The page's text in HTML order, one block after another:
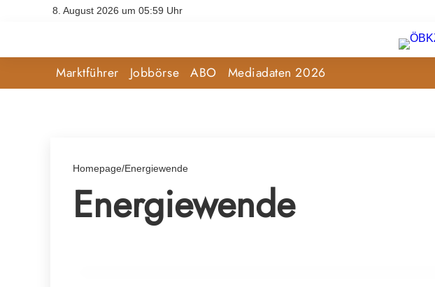
8. August 2026 um 05:59 Uhr
Marktführer Jobbörse ABO Mediadaten 2026
Homepage/Energiewende
Energiewende
18. März 2025